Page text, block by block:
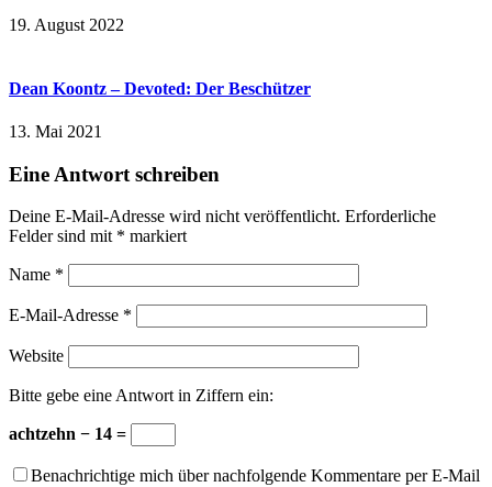
19. August 2022
Dean Koontz – Devoted: Der Beschützer
13. Mai 2021
Eine Antwort schreiben
Deine E-Mail-Adresse wird nicht veröffentlicht. Erforderliche
Felder sind mit * markiert
Name *
E-Mail-Adresse *
Website
Bitte gebe eine Antwort in Ziffern ein:
achtzehn − 14 =
Benachrichtige mich über nachfolgende Kommentare per E-Mail